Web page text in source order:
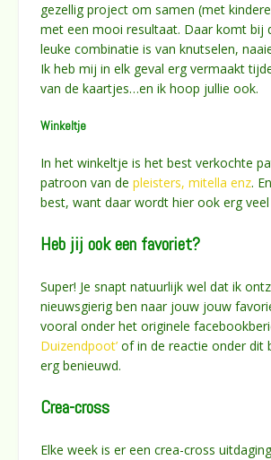
gezellig project om samen (met
met een mooi resultaat. Daar komt bij
leuke combinatie is van knutselen,
Ik heb mij in elk geval erg vermaakt
van de kaartjes…en ik hoop jullie ook.
Winkeltje
In het winkeltje is het best verkochte
patroon van de pleisters, mitella enz.
best, want daar wordt hier ook erg
Heb jij ook een favoriet?
Super! Je snapt natuurlijk wel dat ik
nieuwsgierig ben naar jouw jouw
vooral onder het originele
Duizendpoot’ of in de reactie onder dit
erg benieuwd.
Crea-cross
Elke week is er een crea-cross